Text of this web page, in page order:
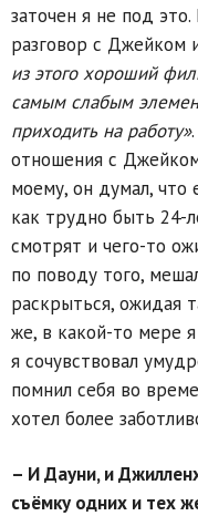
заточен я не под это.
разговор с Джейком
из этого хороший
самым слабым
приходить на работу»
отношения с
моему, он думал, что
как трудно быть 24-
смотрят и чего-то
по поводу того,
раскрыться, ожидая
же, в какой-то мере
я сочувствовал
помнил себя во
хотел более
– И Дауни, и
съёмку одних и тех